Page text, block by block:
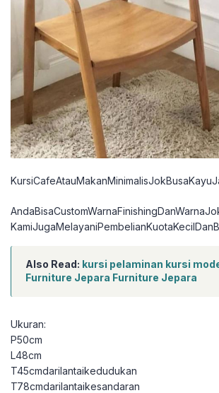
Also Read: kursi pelaminan kursi
Furniture Jepara Furniture Jepara
Ukuran:
P50cm
L48cm
T45cmdarilantaikedudukan
T78cmdarilantaikesandaran